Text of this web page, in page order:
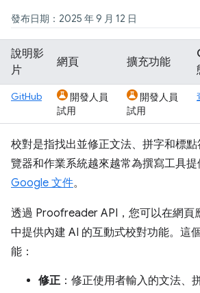
發布日期：2025 年 9 月 12 日
說明影
片
網頁 擴充功能
GitHub
開發人員
試用
開發人員
試用
校對是指找出並修正文法、拼字和標
覽器和作業系統越來越常為撰寫工具
Google 文件。
透過 Proofreader API，您可以在網頁
中提供內建 AI 的互動式校對功能。這
能：
修正 ：修正使用者輸入的文法、